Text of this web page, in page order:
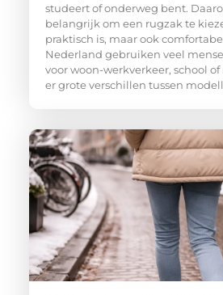
studeert of onderweg bent.
belangrijk om een rugzak te
praktisch is, maar ook
Nederland gebruiken veel
voor woon-werkverkeer, school of
er grote verschillen tussen